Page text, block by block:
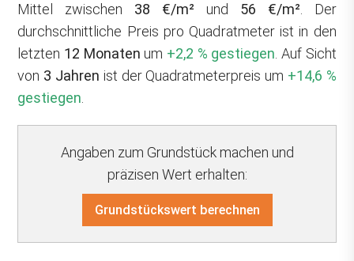
Mittel zwischen 38 €/m² und 56 €/m² . Der
durchschnittliche Preis pro Quadratmeter ist in den
letzten 12 Monaten um +2,2 % gestiegen . Auf Sicht
von 3 Jahren ist der Quadratmeterpreis um +14,6 %
gestiegen
Angaben zum Grundstück machen und
präzisen Wert erhalten:
Grundstückswert berechnen